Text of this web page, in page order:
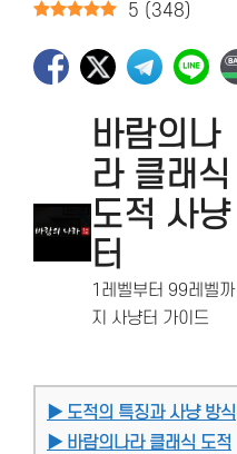
5 ( 348)
바람의나
라 클래식
도적 사냥
터
1레벨부터 99레벨까
지 사냥터 가이드
▶ 도적의 특징과 사냥 방식
▶ 바람의나라 클래식 도적